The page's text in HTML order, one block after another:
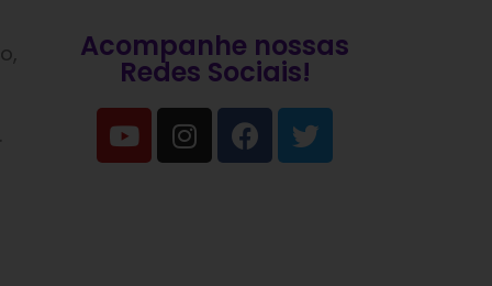
Acompanhe nossas
Redes Sociais!